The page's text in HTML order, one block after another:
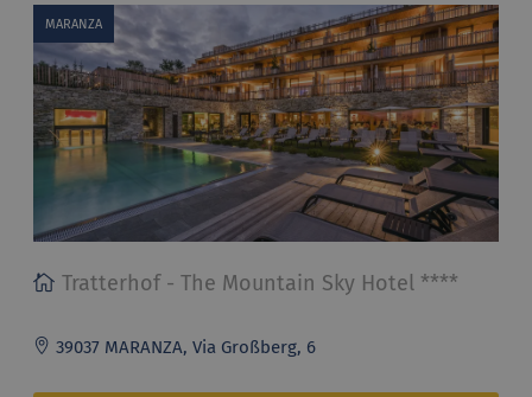
MARANZA
Tratterhof - The Mountain Sky Hotel ****
39037 MARANZA, Via Großberg, 6